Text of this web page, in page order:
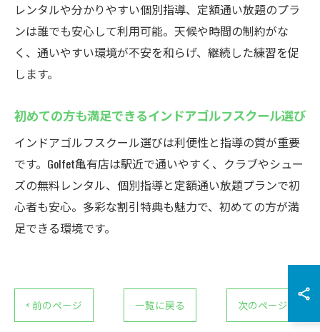
レンタルや分かりやすい個別指導、定額通い放題のプラ
ンは誰でも安心して利用可能。天候や時間の制約がな
く、通いやすい環境が不安を和らげ、継続した練習を促
します。
初めての方も満足できるインドアゴルフスクール選び
インドアゴルフスクール選びは利便性と指導の質が重要
です。Golfet亀有店は駅近で通いやすく、クラブやシュー
ズの無料レンタル、個別指導と定額通い放題プランで初
心者も安心。多彩な割引特典も魅力で、初めての方が満
足できる環境です。
< 前のページ 一覧に戻る 次のページ >